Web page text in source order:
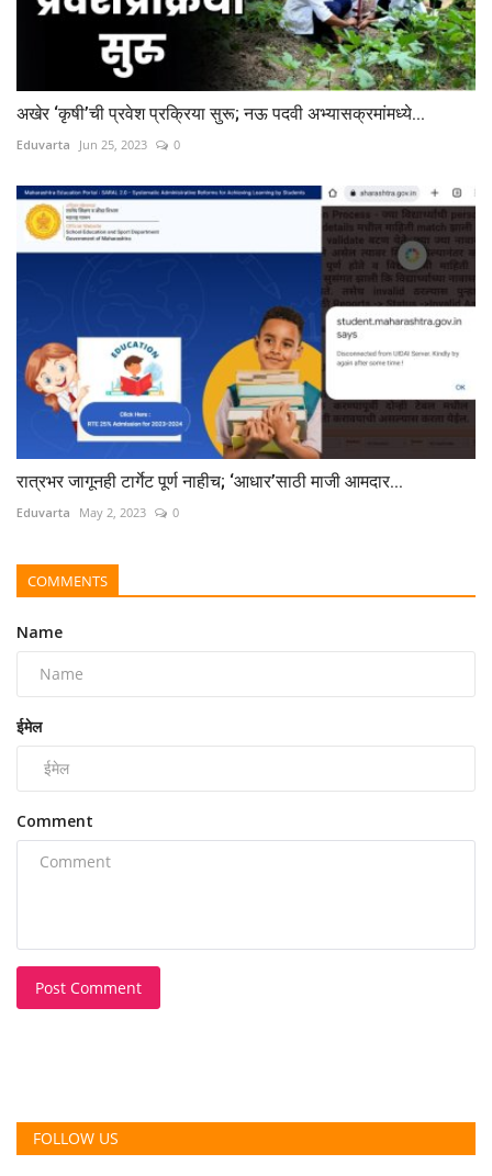
अखेर ‘कृषी’ची प्रवेश प्रक्रिया सुरू; नऊ पदवी अभ्यासक्रमांमध्ये...
Eduvarta Jun 25, 2023 0
रात्रभर जागूनही टार्गेट पूर्ण नाहीच; ‘आधार’साठी माजी आमदार...
Eduvarta May 2, 2023 0
COMMENTS
Name
ईमेल
Comment
Post Comment
FOLLOW US